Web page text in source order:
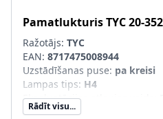
PamatlukturisTYC20-
Ražotājs: TYC
EAN: 8717475008944
Uzstādīšanas puse: pa kreisi
Lampas tips: H4
Ekspluatācijas atļaujas veids
Tr. līdzekļa aprīkojums
Rādīt visu...